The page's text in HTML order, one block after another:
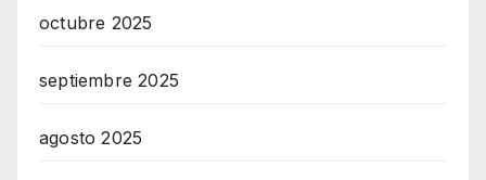
octubre 2025
septiembre 2025
agosto 2025